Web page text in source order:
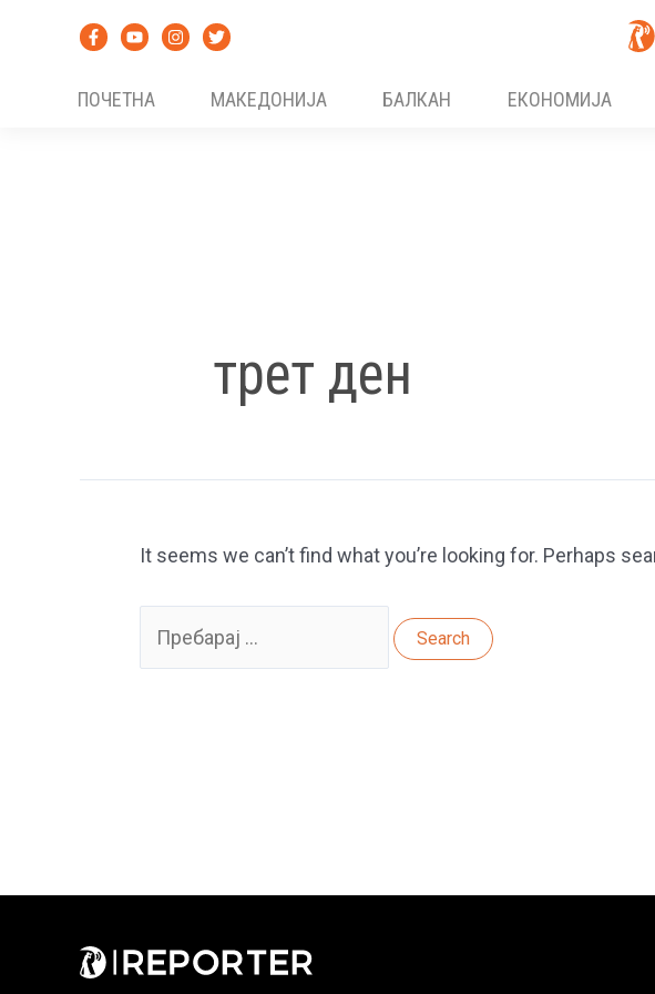
ПОЧЕТНА
МАКЕДОНИЈА БАЛКАН ЕКОНОМИЈА
трет ден
It seems we can’t find what you’re looking for. Perhaps
for: